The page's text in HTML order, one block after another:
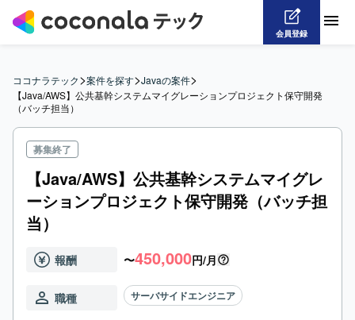
会員登録
ココナラテック>案件を探す>Javaの案件>
【Java/AWS】公共基幹システムマイグレーションプロジェクト保守開発
（バッチ担当）
募集終了
【Java/AWS】公共基幹システムマイグレ
ーションプロジェクト保守開発（バッチ担
当）
報酬 〜450,000円/月
職種 サーバサイドエンジニア